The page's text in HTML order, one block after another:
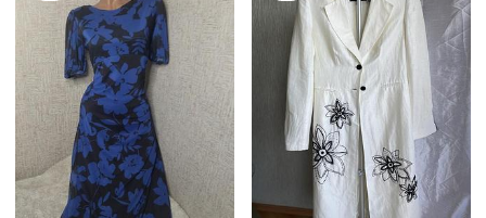
350 грн 0
Principles
2000 грн 2
Coast